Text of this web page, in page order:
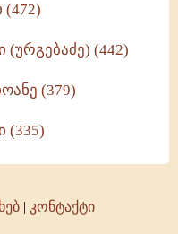
(442)
(379)
(335)
| კონტაქტი